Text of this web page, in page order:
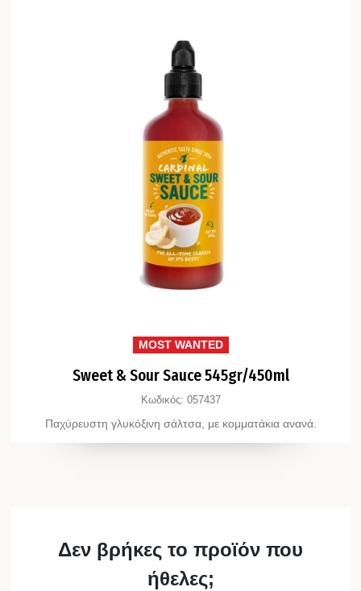
MOST WANTED
Sweet & Sour Sauce 545gr/450ml
Κωδικός: 057437
Παχύρευστη γλυκόξινη σάλτσα, με κομματάκια ανανά.
Δεν βρήκες το προϊόν που
ήθελες;